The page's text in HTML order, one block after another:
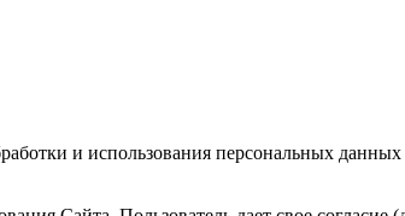
и использования персональных